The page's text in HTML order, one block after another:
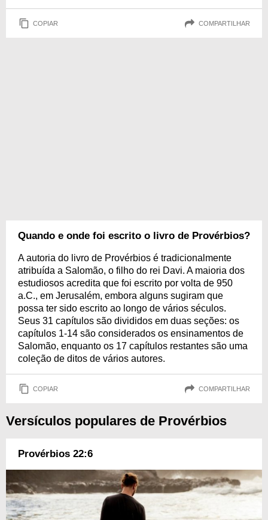
COPIAR COMPARTILHAR
Quando e onde foi escrito o livro de Provérbios?
A autoria do livro de Provérbios é tradicionalmente
atribuída a Salomão, o filho do rei Davi. A maioria dos
estudiosos acredita que foi escrito por volta de 950
a.C., em Jerusalém, embora alguns sugiram que
possa ter sido escrito ao longo de vários séculos.
Seus 31 capítulos são divididos em duas seções: os
capítulos 1-14 são considerados os ensinamentos de
Salomão, enquanto os 17 capítulos restantes são uma
coleção de ditos de vários autores.
COPIAR COMPARTILHAR
Versículos populares de Provérbios
Provérbios 22:6